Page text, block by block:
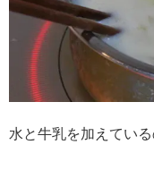
水と牛乳を加えてい